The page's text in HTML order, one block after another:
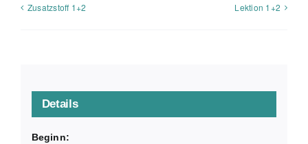
Zusatzstoff 1+2 Lektion 1+2
Details
Beginn: